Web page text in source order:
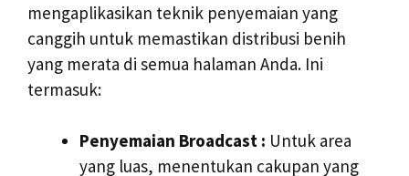
mengaplikasikan teknik penyemaian yang
canggih untuk memastikan distribusi benih
yang merata di semua halaman Anda. Ini
termasuk:
Penyemaian Broadcast : Untuk area
yang luas, menentukan cakupan yang